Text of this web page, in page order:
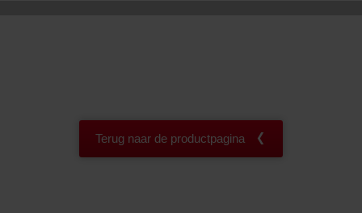
Terug naar de productpagina